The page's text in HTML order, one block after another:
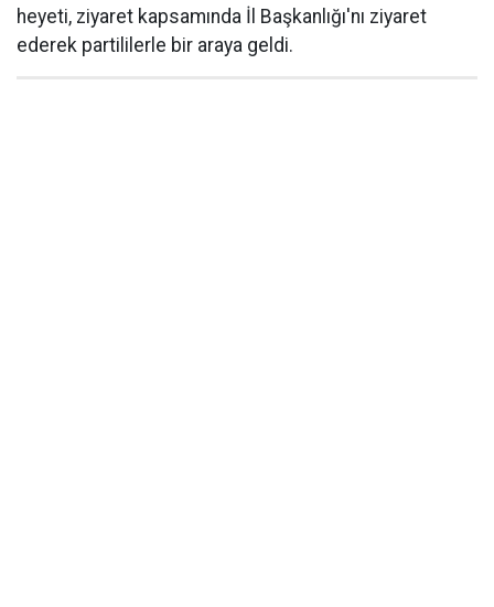
heyeti, ziyaret kapsamında İl Başkanlığı'nı ziyaret
ederek partililerle bir araya geldi.